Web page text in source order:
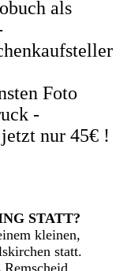
als
Foto
-
nur 45€ !
STATT?
kleinen,
statt.